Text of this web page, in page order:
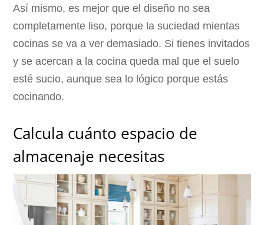
Así mismo, es mejor que el diseño no sea
completamente liso, porque la suciedad mientas
cocinas se va a ver demasiado. Si tienes invitados
y se acercan a la cocina queda mal que el suelo
esté sucio, aunque sea lo lógico porque estás
cocinando.
Calcula cuánto espacio de
almacenaje necesitas